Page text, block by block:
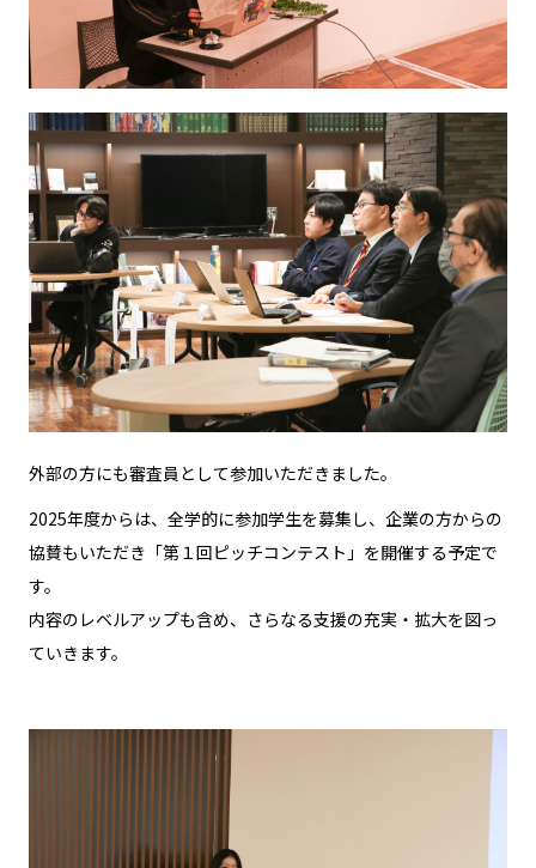
外部の方にも審査員として参加いただきました。
2025年度からは、全学的に参加学生を募集し、企業の方からの
協賛もいただき「第１回ピッチコンテスト」を開催する予定で
す。
内容のレベルアップも含め、さらなる支援の充実・拡大を図っ
ていきます。